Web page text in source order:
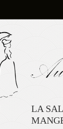
LA